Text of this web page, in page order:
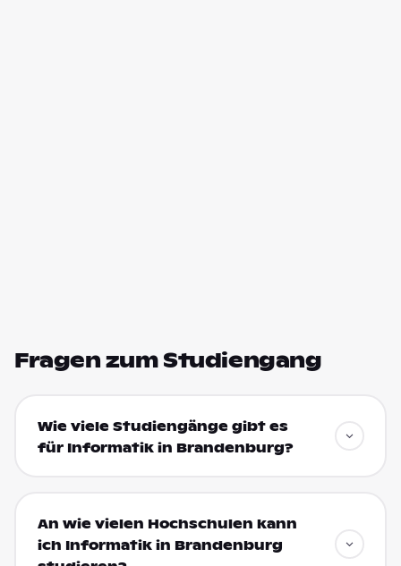
Fragen zum Studiengang
Wie viele Studiengänge gibt es
für Informatik in Brandenburg?
An wie vielen Hochschulen kann
ich Informatik in Brandenburg